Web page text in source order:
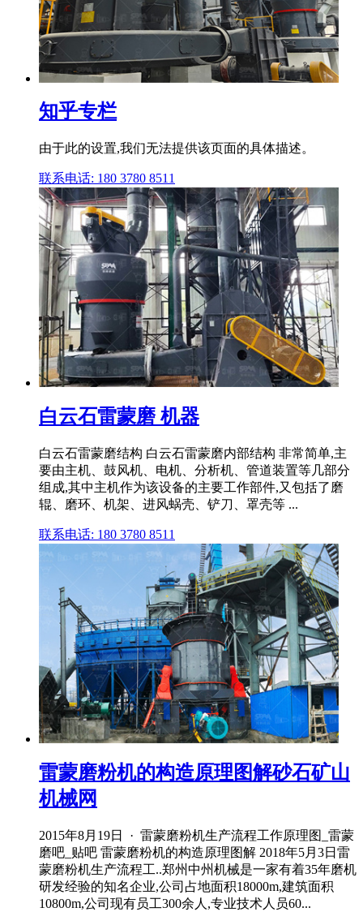
知乎专栏
由于此的设置,我们无法提供该页面的具体描述。
联系电话: 180 3780 8511
白云石雷蒙磨 机器
白云石雷蒙磨结构 白云石雷蒙磨内部结构 非常简单,主
要由主机、鼓风机、电机、分析机、管道装置等几部分
组成,其中主机作为该设备的主要工作部件,又包括了磨
辊、磨环、机架、进风蜗壳、铲刀、罩壳等 ...
联系电话: 180 3780 8511
雷蒙磨粉机的构造原理图解砂石矿山
机械网
2015年8月19日 · 雷蒙磨粉机生产流程工作原理图_雷蒙
磨吧_贴吧 雷蒙磨粉机的构造原理图解 2018年5月3日雷
蒙磨粉机生产流程工..郑州中州机械是一家有着35年磨机
研发经验的知名企业,公司占地面积18000m,建筑面积
10800m,公司现有员工300余人,专业技术人员60...